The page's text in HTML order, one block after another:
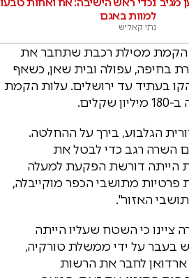
למוות באגם
נתי קאליש
הקמת מסילת רכבת שתחבר את
בחיפה, עפולה ובית שאן, כשאף
בעתיד עד ירושלים. עלות הקמת
הגלבוע, בירך על ההחלטה.
השרה רגב כדי לבטל את
הייתה דורשת הפקעת למעלה
פרטיות מתושבי הכפר מוקייבלה,
האזור".
כי השטח שעליו הייתה
בעבר על ידי ממשלת טורקיה,
לחבר את הרשות